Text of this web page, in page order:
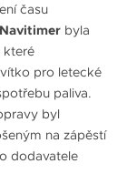
času
Navitimer byla
které
pro letecké
paliva.
byl
na zápěstí
dodavatele